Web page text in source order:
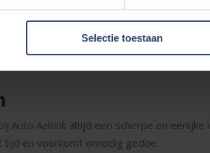
Selectie toestaan
waarbij zaken zoals onderhoud en
Rijssen altijd de auto kunt rijden die past
Auto Aaltink altijd een scherpe en
tijd en voorkomt onnodig gedoe.